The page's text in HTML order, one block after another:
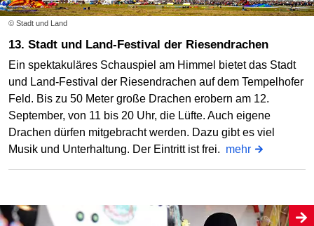
© Stadt und Land
13. Stadt und Land-Festival der Riesendrachen
Ein spektakuläres Schauspiel am Himmel bietet das Stadt
und Land-Festival der Riesendrachen auf dem Tempelhofer
Feld. Bis zu 50 Meter große Drachen erobern am 12.
September, von 11 bis 20 Uhr, die Lüfte. Auch eigene
Drachen dürfen mitgebracht werden. Dazu gibt es viel
Musik und Unterhaltung. Der Eintritt ist frei. mehr